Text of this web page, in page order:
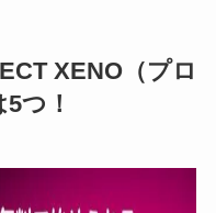
XENO（プロ
つ！